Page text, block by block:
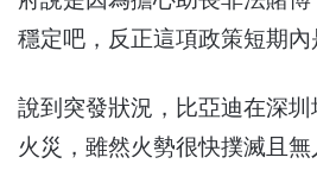
穩定吧，反正這項政策短期內
說到突發狀況，比亞迪在深
火災，雖然火勢很快撲滅且